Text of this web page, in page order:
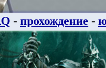
- прохождение -